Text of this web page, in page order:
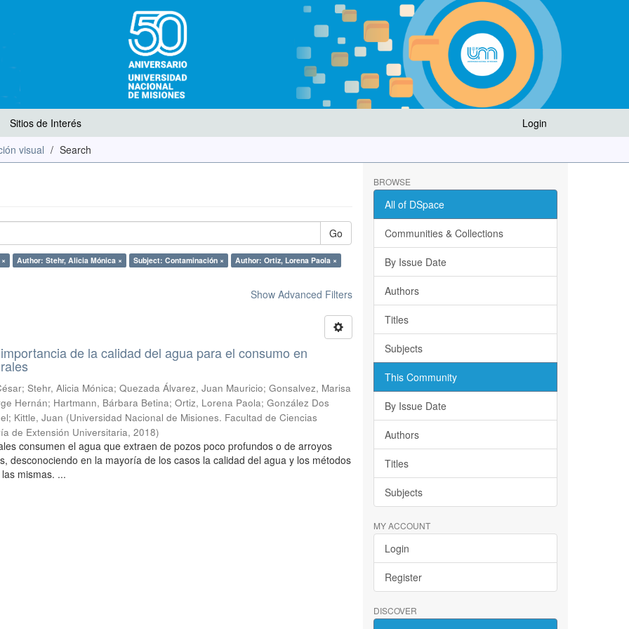
Login
Sitios de Interés
visual
Search
Go
Author: Stehr, Alicia Mónica × Subject: Contaminación × Author: Ortiz, Lorena Paola ×
Show Advanced Filters
de la calidad del agua para el consumo en
Stehr, Alicia Mónica; Quezada Álvarez, Juan Mauricio; Gonsalvez, Marisa
Hernán; Hartmann, Bárbara Betina; Ortiz, Lorena Paola; González Dos
Kittle, Juan (Universidad Nacional de Misiones. Facultad de Ciencias
de Extensión Universitaria,2018)
consumen el agua que extraen de pozos poco profundos o de arroyos
desconociendo en la mayoría de los casos la calidad del agua y los métodos
mismas. ...
BROWSE
All of DSpace
Communities & Collections
By Issue Date
Authors
Titles
Subjects
This Community
By Issue Date
Authors
Titles
Subjects
MY ACCOUNT
Login
Register
DISCOVER